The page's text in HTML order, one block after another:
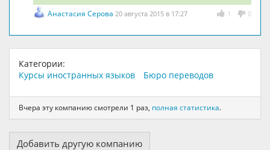
1 0
Анастасия Серова 20 августа 2015 в 17:27
Категории:
Курсы иностранных языков
Бюро переводов
Вчера эту компанию смотрели 1 раз, полная статистика.
Добавить другую компанию